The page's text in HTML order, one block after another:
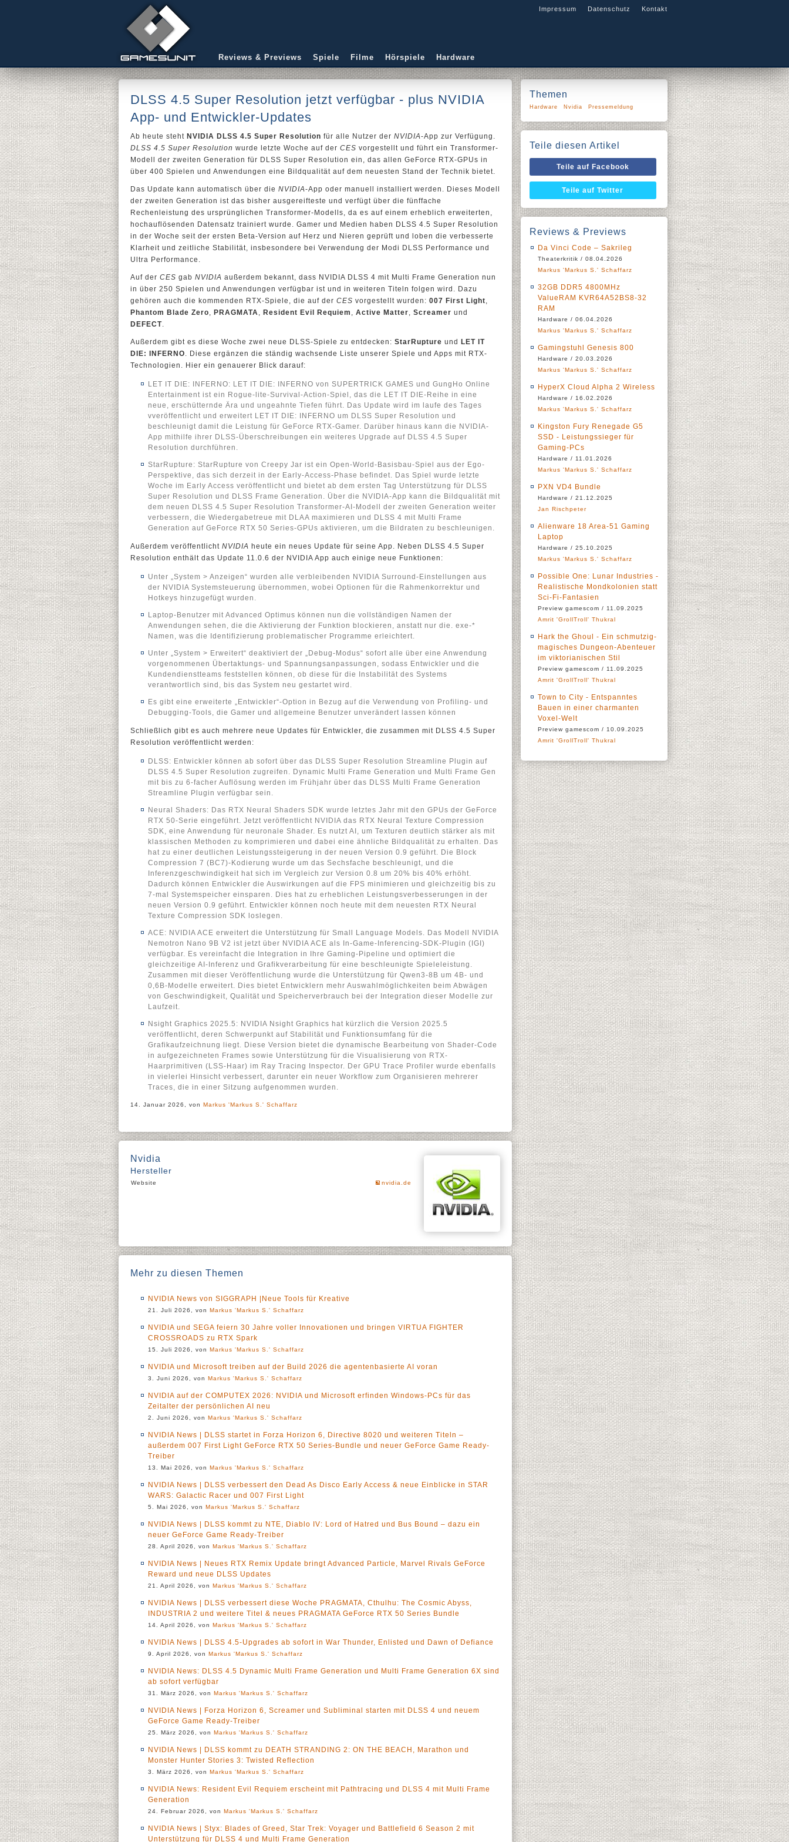
Impressum Datenschutz Kontakt
Reviews & Previews Spiele Filme Hörspiele Hardware
DLSS 4.5 Super Resolution jetzt verfügbar - plus NVIDIA
App- und Entwickler-Updates
Ab heute steht NVIDIA DLSS 4.5 Super Resolution für alle Nutzer der NVIDIA-App zur Verfügung.
DLSS 4.5 Super Resolution wurde letzte Woche auf der CES vorgestellt und führt ein Transformer-
Modell der zweiten Generation für DLSS Super Resolution ein, das allen GeForce RTX-GPUs in
über 400 Spielen und Anwendungen eine Bildqualität auf dem neuesten Stand der Technik bietet.
Das Update kann automatisch über die NVIDIA-App oder manuell installiert werden. Dieses Modell
der zweiten Generation ist das bisher ausgereifteste und verfügt über die fünffache
Rechenleistung des ursprünglichen Transformer-Modells, da es auf einem erheblich erweiterten,
hochauflösenden Datensatz trainiert wurde. Gamer und Medien haben DLSS 4.5 Super Resolution
in der Woche seit der ersten Beta-Version auf Herz und Nieren geprüft und loben die verbesserte
Klarheit und zeitliche Stabilität, insbesondere bei Verwendung der Modi DLSS Performance und
Ultra Performance.
Auf der CES gab NVIDIA außerdem bekannt, dass NVIDIA DLSS 4 mit Multi Frame Generation nun
in über 250 Spielen und Anwendungen verfügbar ist und in weiteren Titeln folgen wird. Dazu
gehören auch die kommenden RTX-Spiele, die auf der CES vorgestellt wurden: 007 First Light,
Phantom Blade Zero, PRAGMATA, Resident Evil Requiem , Active Matter, Screamer und
DEFECT.
Außerdem gibt es diese Woche zwei neue DLSS-Spiele zu entdecken: StarRupture und
LET IT
DIE: INFERNO. Diese ergänzen die ständig wachsende Liste unserer Spiele und Apps mit RTX-
Technologien. Hier ein genauerer Blick darauf:
LET IT DIE: INFERNO: LET IT DIE: INFERNO von SUPERTRICK GAMES und GungHo Online
Entertainment ist ein Rogue-lite-Survival-Action-Spiel, das die LET IT DIE-Reihe in eine
neue, erschütternde Ära und ungeahnte Tiefen führt. Das Update wird im laufe des Tages
vveröffentlicht und erweitert LET IT DIE: INFERNO um DLSS Super Resolution und
beschleunigt damit die Leistung für GeForce RTX-Gamer. Darüber hinaus kann die NVIDIA-
App mithilfe ihrer DLSS-Überschreibungen ein weiteres Upgrade auf DLSS 4.5 Super
Resolution durchführen.
StarRupture: StarRupture von Creepy Jar ist ein Open-World-Basisbau-Spiel aus der Ego-
Perspektive, das sich derzeit in der Early-Access-Phase befindet. Das Spiel wurde letzte
Woche im Early Access veröffentlicht und bietet ab dem ersten Tag Unterstützung für DLSS
Super Resolution und DLSS Frame Generation. Über die NVIDIA-App kann die Bildqualität mit
dem neuen DLSS 4.5 Super Resolution Transformer-AI-Modell der zweiten Generation weiter
verbessern, die Wiedergabetreue mit DLAA maximieren und DLSS 4 mit Multi Frame
Generation auf GeForce RTX 50 Series-GPUs aktivieren, um die Bildraten zu beschleunigen.
Außerdem veröffentlicht NVIDIA heute ein neues Update für seine App. Neben DLSS 4.5 Super
Resolution enthält das Update 11.0.6 der NVIDIA App auch einige neue Funktionen:
Unter „System > Anzeigen“ wurden alle verbleibenden NVIDIA Surround-Einstellungen aus
der NVIDIA Systemsteuerung übernommen, wobei Optionen für die Rahmenkorrektur und
Hotkeys hinzugefügt wurden.
Laptop-Benutzer mit Advanced Optimus können nun die vollständigen Namen der
Anwendungen sehen, die die Aktivierung der Funktion blockieren, anstatt nur die. exe-*
Namen, was die Identifizierung problematischer Programme erleichtert.
Unter „System > Erweitert“ deaktiviert der „Debug-Modus“ sofort alle über eine Anwendung
vorgenommenen Übertaktungs- und Spannungsanpassungen, sodass Entwickler und die
Kundendienstteams feststellen können, ob diese für die Instabilität des Systems
verantwortlich sind, bis das System neu gestartet wird.
Es gibt eine erweiterte „Entwickler“-Option in Bezug auf die Verwendung von Profiling- und
Debugging-Tools, die Gamer und allgemeine Benutzer unverändert lassen können
Schließlich gibt es auch mehrere neue Updates für Entwickler, die zusammen mit DLSS 4.5 Super
Resolution veröffentlicht werden:
DLSS: Entwickler können ab sofort über das DLSS Super Resolution Streamline Plugin auf
DLSS 4.5 Super Resolution zugreifen. Dynamic Multi Frame Generation und Multi Frame Gen
mit bis zu 6-facher Auflösung werden im Frühjahr über das DLSS Multi Frame Generation
Streamline Plugin verfügbar sein.
Neural Shaders: Das RTX Neural Shaders SDK wurde letztes Jahr mit den GPUs der GeForce
RTX 50-Serie eingeführt. Jetzt veröffentlicht NVIDIA das RTX Neural Texture Compression
SDK, eine Anwendung für neuronale Shader. Es nutzt AI, um Texturen deutlich stärker als mit
klassischen Methoden zu komprimieren und dabei eine ähnliche Bildqualität zu erhalten. Das
hat zu einer deutlichen Leistungssteigerung in der neuen Version 0.9 geführt. Die Block
Compression 7 (BC7)-Kodierung wurde um das Sechsfache beschleunigt, und die
Inferenzgeschwindigkeit hat sich im Vergleich zur Version 0.8 um 20% bis 40% erhöht.
Dadurch können Entwickler die Auswirkungen auf die FPS minimieren und gleichzeitig bis zu
7-mal Systemspeicher einsparen. Dies hat zu erheblichen Leistungsverbesserungen in der
neuen Version 0.9 geführt. Entwickler können noch heute mit dem neuesten RTX Neural
Texture Compression SDK loslegen.
ACE: NVIDIA ACE erweitert die Unterstützung für Small Language Models. Das Modell NVIDIA
Nemotron Nano 9B V2 ist jetzt über NVIDIA ACE als In-Game-Inferencing-SDK-Plugin (IGI)
verfügbar. Es vereinfacht die Integration in Ihre Gaming-Pipeline und optimiert die
gleichzeitige AI-Inferenz und Grafikverarbeitung für eine beschleunigte Spieleleistung.
Zusammen mit dieser Veröffentlichung wurde die Unterstützung für Qwen3-8B um 4B- und
0,6B-Modelle erweitert. Dies bietet Entwicklern mehr Auswahlmöglichkeiten beim Abwägen
von Geschwindigkeit, Qualität und Speicherverbrauch bei der Integration dieser Modelle zur
Laufzeit.
Nsight Graphics 2025.5: NVIDIA Nsight Graphics hat kürzlich die Version 2025.5
veröffentlicht, deren Schwerpunkt auf Stabilität und Funktionsumfang für die
Grafikaufzeichnung liegt. Diese Version bietet die dynamische Bearbeitung von Shader-Code
in aufgezeichneten Frames sowie Unterstützung für die Visualisierung von RTX-
Haarprimitiven (LSS-Haar) im Ray Tracing Inspector. Der GPU Trace Profiler wurde ebenfalls
in vielerlei Hinsicht verbessert, darunter ein neuer Workflow zum Organisieren mehrerer
Traces, die in einer Sitzung aufgenommen wurden.
14. Januar 2026, von Markus 'Markus S.' Schaffarz
Nvidia
Hersteller
Website nvidia.de
Mehr zu diesen Themen
NVIDIA News von SIGGRAPH |Neue Tools für Kreative
21. Juli 2026, von Markus 'Markus S.' Schaffarz
NVIDIA und SEGA feiern 30 Jahre voller Innovationen und bringen VIRTUA FIGHTER
CROSSROADS zu RTX Spark
15. Juli 2026, von Markus 'Markus S.' Schaffarz
NVIDIA und Microsoft treiben auf der Build 2026 die agentenbasierte AI voran
3. Juni 2026, von Markus 'Markus S.' Schaffarz
NVIDIA auf der COMPUTEX 2026: NVIDIA und Microsoft erfinden Windows-PCs für das
Zeitalter der persönlichen AI neu
2. Juni 2026, von Markus 'Markus S.' Schaffarz
NVIDIA News | DLSS startet in Forza Horizon 6, Directive 8020 und weiteren Titeln –
außerdem 007 First Light GeForce RTX 50 Series-Bundle und neuer GeForce Game Ready-
Treiber
13. Mai 2026, von Markus 'Markus S.' Schaffarz
NVIDIA News | DLSS verbessert den Dead As Disco Early Access & neue Einblicke in STAR
WARS: Galactic Racer und 007 First Light
5. Mai 2026, von Markus 'Markus S.' Schaffarz
NVIDIA News | DLSS kommt zu NTE, Diablo IV: Lord of Hatred und Bus Bound – dazu ein
neuer GeForce Game Ready-Treiber
28. April 2026, von Markus 'Markus S.' Schaffarz
NVIDIA News | Neues RTX Remix Update bringt Advanced Particle, Marvel Rivals GeForce
Reward und neue DLSS Updates
21. April 2026, von Markus 'Markus S.' Schaffarz
NVIDIA News | DLSS verbessert diese Woche PRAGMATA, Cthulhu: The Cosmic Abyss,
INDUSTRIA 2 und weitere Titel & neues PRAGMATA GeForce RTX 50 Series Bundle
14. April 2026, von Markus 'Markus S.' Schaffarz
NVIDIA News | DLSS 4.5-Upgrades ab sofort in War Thunder, Enlisted und Dawn of Defiance
9. April 2026, von Markus 'Markus S.' Schaffarz
NVIDIA News: DLSS 4.5 Dynamic Multi Frame Generation und Multi Frame Generation 6X sind
ab sofort verfügbar
31. März 2026, von Markus 'Markus S.' Schaffarz
NVIDIA News | Forza Horizon 6, Screamer und Subliminal starten mit DLSS 4 und neuem
GeForce Game Ready-Treiber
25. März 2026, von Markus 'Markus S.' Schaffarz
NVIDIA News | DLSS kommt zu DEATH STRANDING 2: ON THE BEACH, Marathon und
Monster Hunter Stories 3: Twisted Reflection
3. März 2026, von Markus 'Markus S.' Schaffarz
NVIDIA News: Resident Evil Requiem erscheint mit Pathtracing und DLSS 4 mit Multi Frame
Generation
24. Februar 2026, von Markus 'Markus S.' Schaffarz
NVIDIA News | Styx: Blades of Greed, Star Trek: Voyager und Battlefield 6 Season 2 mit
Unterstützung für DLSS 4 und Multi Frame Generation
Themen
Hardware Nvidia Pressemeldung
Teile diesen Artikel
Teile auf Facebook
Teile auf Twitter
Reviews & Previews
Da Vinci Code – Sakrileg
Theaterkritik / 08.04.2026
Markus 'Markus S.' Schaffarz
32GB DDR5 4800MHz
ValueRAM KVR64A52BS8-32
RAM
Hardware / 06.04.2026
Markus 'Markus S.' Schaffarz
Gamingstuhl Genesis 800
Hardware / 20.03.2026
Markus 'Markus S.' Schaffarz
HyperX Cloud Alpha 2 Wireless
Hardware / 16.02.2026
Markus 'Markus S.' Schaffarz
Kingston Fury Renegade G5
SSD - Leistungssieger für
Gaming-PCs
Hardware / 11.01.2026
Markus 'Markus S.' Schaffarz
PXN VD4 Bundle
Hardware / 21.12.2025
Jan Rischpeter
Alienware 18 Area-51 Gaming
Laptop
Hardware / 25.10.2025
Markus 'Markus S.' Schaffarz
Possible One: Lunar Industries -
Realistische Mondkolonien statt
Sci-Fi-Fantasien
Preview gamescom / 11.09.2025
Amrit 'GrollTroll' Thukral
Hark the Ghoul - Ein schmutzig-
magisches Dungeon-Abenteuer
im viktorianischen Stil
Preview gamescom / 11.09.2025
Amrit 'GrollTroll' Thukral
Town to City - Entspanntes
Bauen in einer charmanten
Voxel-Welt
Preview gamescom / 10.09.2025
Amrit 'GrollTroll' Thukral